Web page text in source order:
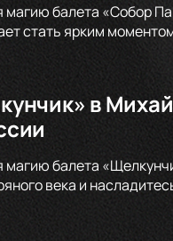
магию балета «Собор
стать ярким
в
магию балета
века и